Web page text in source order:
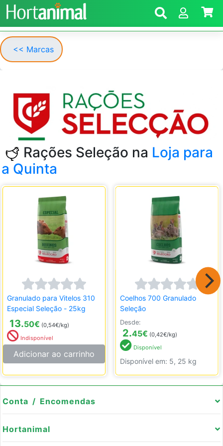
<< Marcas
Rações Seleção na Loja para
a Quinta
Granulado para Vitelos 310
Especial Seleção - 25kg
13.50€ (0,54€/kg)
Indisponível
Adicionar ao carrinho
Coelhos 700 Granulado
Seleção
Desde:
2.45€ (0,42€/kg)
Disponível
Disponível em: 5, 25 kg
Conta / Encomendas
Hortanimal